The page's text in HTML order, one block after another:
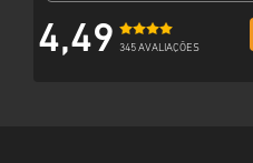
4,49 345 AVALIAÇÕES